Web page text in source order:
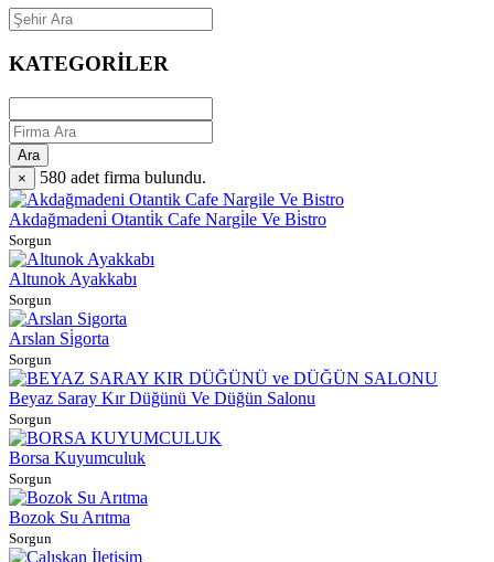
KATEGORİLER
Ara
×
580 adet firma bulundu.
Akdağmadeni̇ Otanti̇k Cafe Nargi̇le Ve Bi̇stro
Sorgun
Altunok Ayakkabı
Sorgun
Arslan Si̇gorta
Sorgun
Beyaz Saray Kır Düğünü Ve Düğün Salonu
Sorgun
Borsa Kuyumculuk
Sorgun
Bozok Su Arıtma
Sorgun